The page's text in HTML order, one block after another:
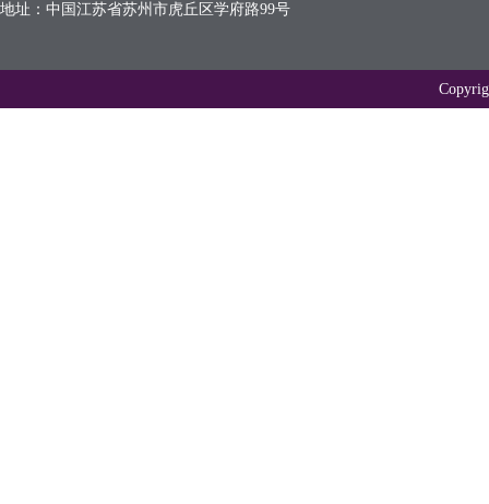
地址：中国江苏省苏州市虎丘区学府路99号